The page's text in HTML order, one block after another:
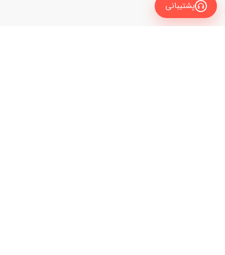
پشتیبانی